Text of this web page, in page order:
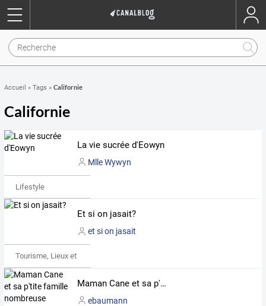
Accueil » Tags » Californie
Californie
La vie sucrée d'Eowyn
Mlle Wywyn
Lifestyle
Et si on jasait?
et si on jasait
Tourisme, Lieux et Événements
Maman Cane et sa p'tite famille nombreuse
ebaumann